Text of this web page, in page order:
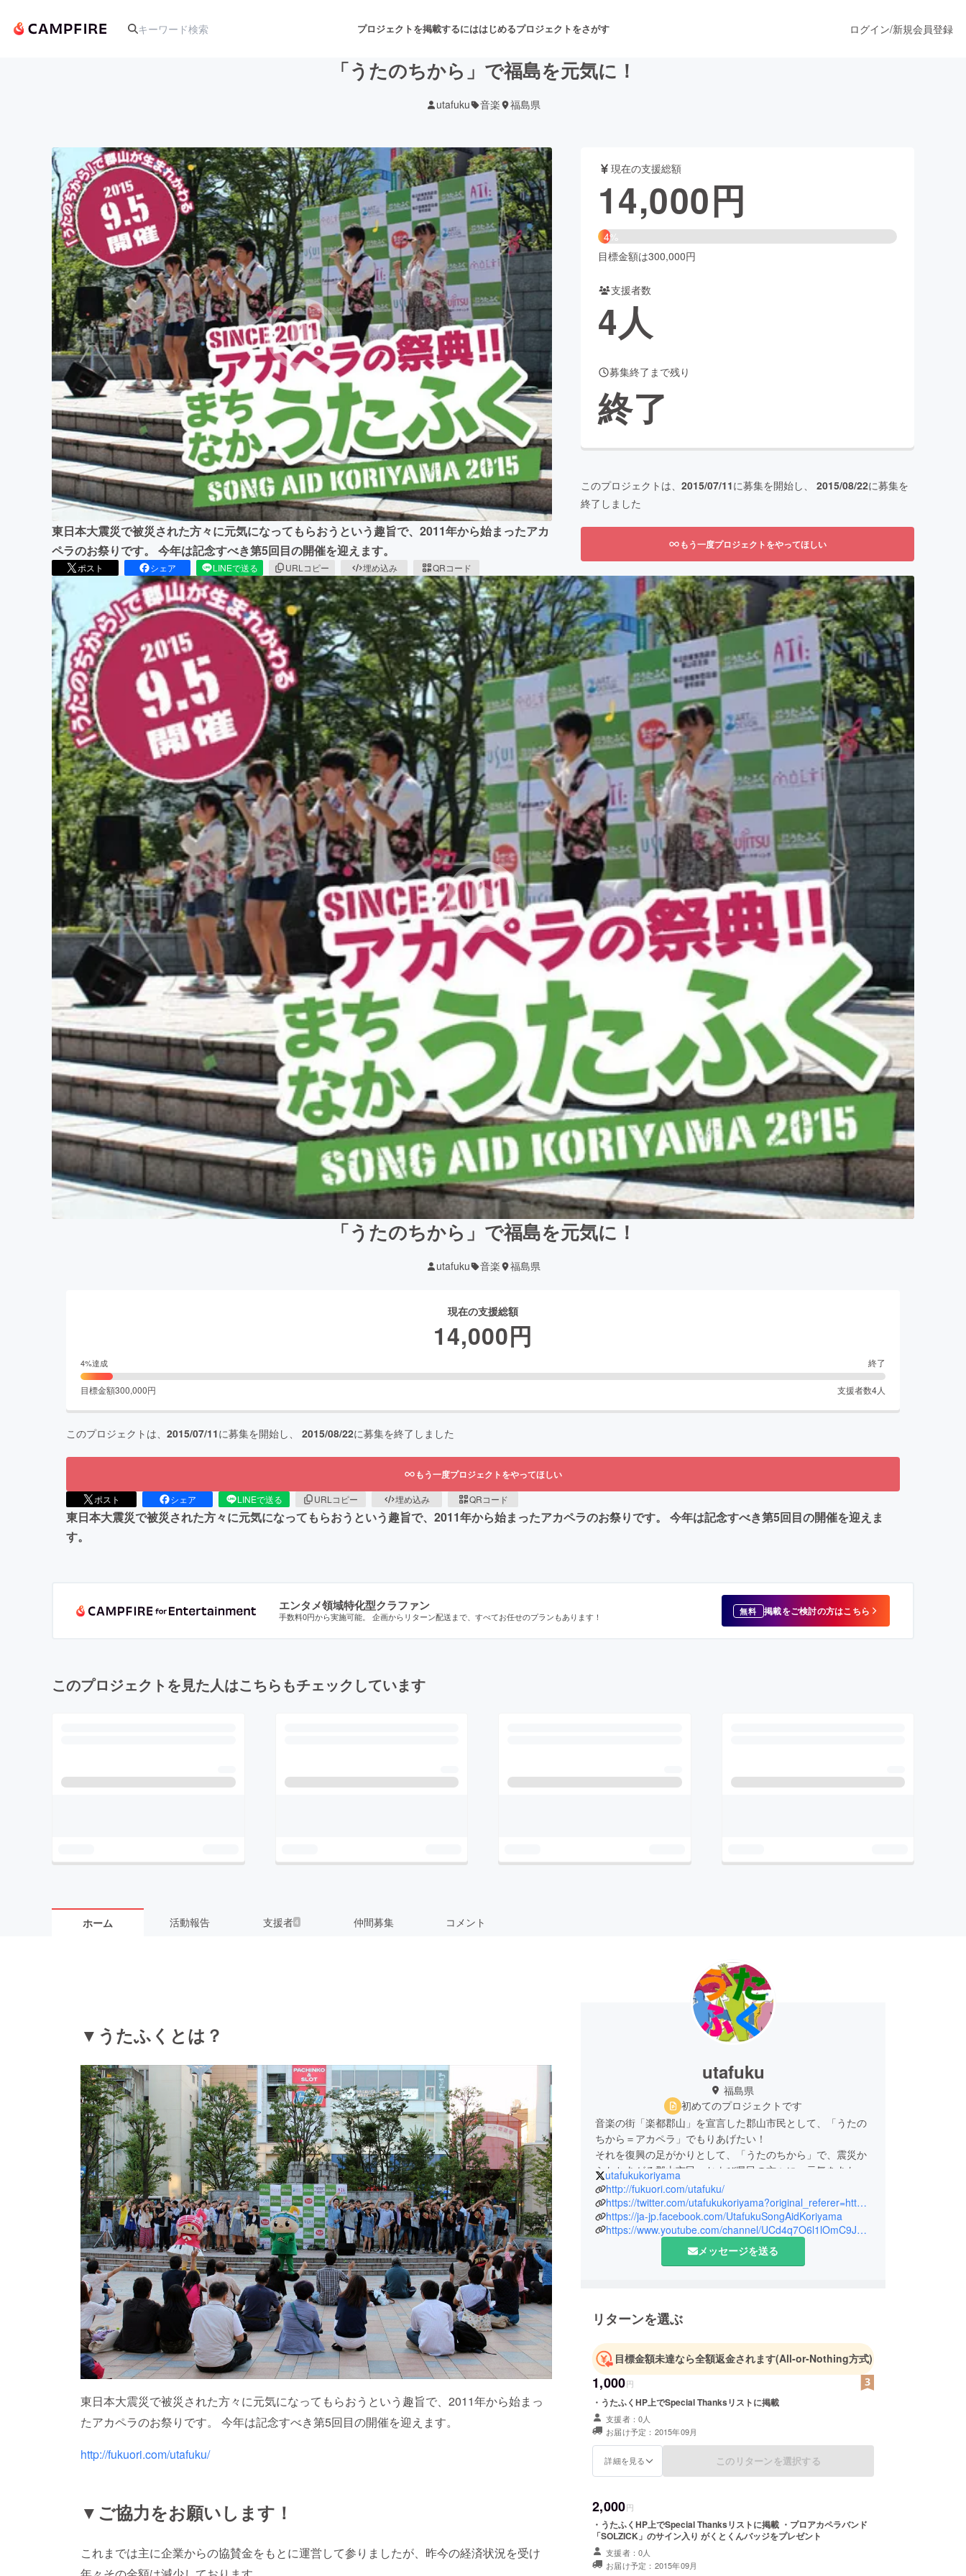
プロジェクトを掲載するにははじめるプロジェクトをさがす
アート・写真 音楽 舞台・パフォーマンス
テクノロジー・ガジェット ゲーム・サービス開発 フード・飲食店 ファッション
映像・映画 書籍・雑誌出版 アニメ・漫画
ビジネス・起業 チャレンジ ビューティー・ヘルスケア
まちづくり・地域活性化
CAMPFIRE for Social GoodCAMPFIRE Creation
CAMPFIREふるさと納税
machi-yaコミュニティ
ログイン/新規会員登録
「うたのちから」で福島を元気に！
utafuku 音楽 福島県
東日本大震災で被災された方々に元気になってもらおうという趣旨で、2011年から始まったアカ
ペラのお祭りです。 今年は記念すべき第5回目の開催を迎えます。
ポスト シェア LINEで送る URLコピー 埋め込み QRコード
現在の支援総額
14,000円
4%
目標金額は300,000円
支援者数
4人
募集終了まで残り
終了
このプロジェクトは、 2015/07/11に募集を開始し、 2015/08/22に募集を
終了しました
もう一度プロジェクトをやってほしい
「うたのちから」で福島を元気に！
utafuku 音楽 福島県
現在の支援総額
14,000円
4%達成 終了
目標金額300,000円 支援者数4人
このプロジェクトは、 2015/07/11に募集を開始し、 2015/08/22に募集を終了しました
もう一度プロジェクトをやってほしい
ポスト シェア LINEで送る URLコピー 埋め込み QRコード
東日本大震災で被災された方々に元気になってもらおうという趣旨で、2011年から始まったアカペラのお祭りです。 今年は記念すべき第5回目の開催を迎えま
す。
エンタメ領域特化型クラファン
手数料0円から実施可能。 企画からリターン配送まで、すべてお任せのプランもあります！ 無料 掲載をご検討の方はこちら
このプロジェクトを見た人はこちらもチェックしています
ホーム 活動報告 支援者4 仲間募集 コメント
▼うたふくとは？
東日本大震災で被災された方々に元気になってもらおうという趣旨で、2011年から始まっ
たアカペラのお祭りです。 今年は記念すべき第5回目の開催を迎えます。
http://fukuori.com/utafuku/
▼ご協力をお願いします！
これまでは主に企業からの協賛金をもとに運営して参りましたが、昨今の経済状況を受け
utafuku
福島県
初めてのプロジェクトです
音楽の街「楽都郡山」を宣言した郡山市民として、「うたの
ちから＝アカペラ」でもりあげたい！
それを復興の足がかりとして、「うたのちから」で、震災か
らたちあがる郡山市民、および県民の方々に、元気をあたえ
るためにはじまった「うた」によるお祭りです。
２０１１年１１月に第１回目が行われ、今年は記念すべき第
５回目の開催を迎えます。
utafukukoriyama
http://fukuori.com/utafuku/
https://twitter.com/utafukukoriyama?original_referer=http%3A%2F%2Ffukuori.com%2Futafuku%2F&profile_id=382964361&tw_i=590375728983638016&tw_p=embeddedtimeline&tw_w=458947769340657664
https://ja-jp.facebook.com/UtafukuSongAidKoriyama
https://www.youtube.com/channel/UCd4q7O6l1lOmC9JkHt9xx5A
メッセージを送る
リターンを選ぶ
目標金額未達なら全額返金されます(All-or-Nothing方式)
1,000円
・うたふくHP上でSpecial Thanksリストに掲載
支援者：0人
お届け予定：2015年09月
詳細を見る このリターンを選択する
2,000円
・うたふくHP上でSpecial Thanksリストに掲載 ・プロアカペラバンド
「SOLZICK」のサイン入り がくとくんバッジをプレゼント
支援者：0人
お届け予定：2015年09月